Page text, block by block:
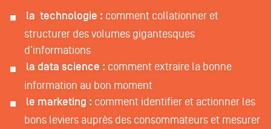
la technologie : comment collationner et
structurer des volumes gigantesques
d’informations
la data science : comment extraire la bonne
information au bon moment
le marketing : comment identifier et actionner les
bons leviers auprès des consommateurs et mesurer